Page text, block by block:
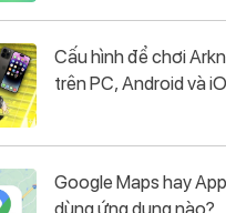
Cấu hình để chơi
trên PC, Android và
Google Maps hay
dùng ứng dụng nào?